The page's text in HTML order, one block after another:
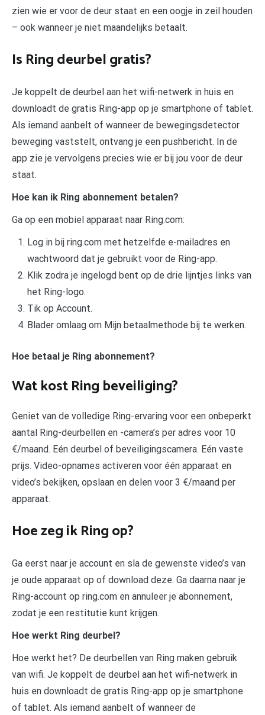
zien wie er voor de deur staat en een oogje in zeil houden
– ook wanneer je niet maandelijks betaalt.
Is Ring deurbel gratis?
Je koppelt de deurbel aan het wifi-netwerk in huis en
downloadt de gratis Ring-app op je smartphone of tablet.
Als iemand aanbelt of wanneer de bewegingsdetector
beweging vaststelt, ontvang je een pushbericht. In de
app zie je vervolgens precies wie er bij jou voor de deur
staat.
Hoe kan ik Ring abonnement betalen?
Ga op een mobiel apparaat naar Ring.com:
Log in bij ring.com met hetzelfde e-mailadres en
wachtwoord dat je gebruikt voor de Ring-app.
Klik zodra je ingelogd bent op de drie lijntjes links van
het Ring-logo.
Tik op Account.
Blader omlaag om Mijn betaalmethode bij te werken.
Hoe betaal je Ring abonnement?
Wat kost Ring beveiliging?
Geniet van de volledige Ring-ervaring voor een onbeperkt
aantal Ring-deurbellen en -camera’s per adres voor 10
€/maand. Eén deurbel of beveiligingscamera. Eén vaste
prijs. Video-opnames activeren voor één apparaat en
video’s bekijken, opslaan en delen voor 3 €/maand per
apparaat.
Hoe zeg ik Ring op?
Ga eerst naar je account en sla de gewenste video’s van
je oude apparaat op of download deze. Ga daarna naar je
Ring-account op ring.com en annuleer je abonnement,
zodat je een restitutie kunt krijgen.
Hoe werkt Ring deurbel?
Hoe werkt het? De deurbellen van Ring maken gebruik
van wifi. Je koppelt de deurbel aan het wifi-netwerk in
huis en downloadt de gratis Ring-app op je smartphone
of tablet. Als iemand aanbelt of wanneer de